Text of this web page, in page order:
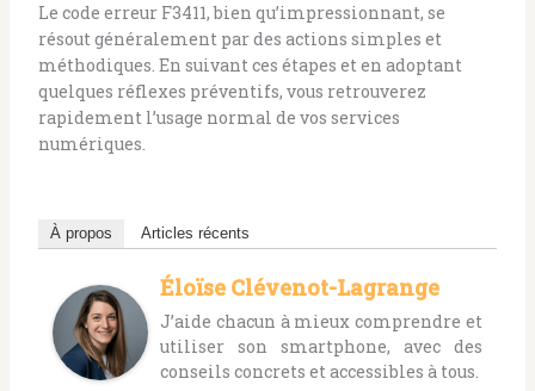
Le code erreur F3411, bien qu’impressionnant, se
résout généralement par des actions simples et
méthodiques. En suivant ces étapes et en adoptant
quelques réflexes préventifs, vous retrouverez
rapidement l’usage normal de vos services
numériques.
À propos Articles récents
Éloïse Clévenot-Lagrange
J’aide chacun à mieux comprendre et
utiliser son smartphone, avec des
conseils concrets et accessibles à tous.